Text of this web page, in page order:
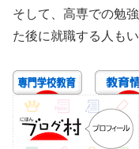
そして、高専での勉
た後に就職する人も